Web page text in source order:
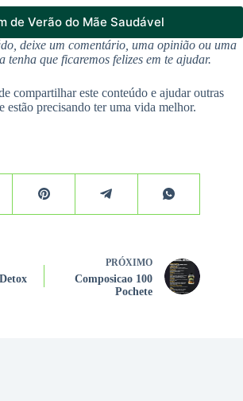
de Verão do Mãe Saudável
deixe um comentário, uma opinião ou uma
tenha que ficaremos felizes em te ajudar.
compartilhar este conteúdo e ajudar outras
estão precisando ter uma vida melhor.
PRÓXIMO
Composicao 100
Pochete